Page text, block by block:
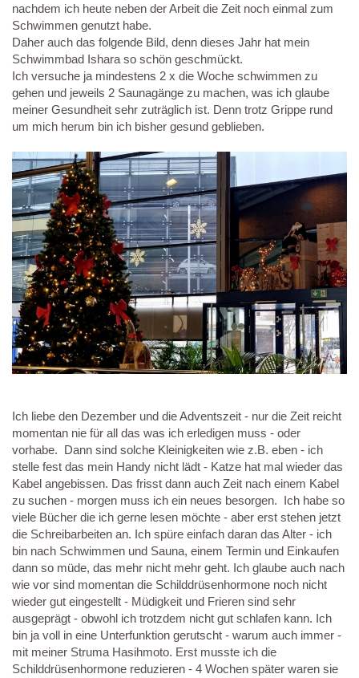
nachdem ich heute neben der Arbeit die Zeit noch einmal zum
Schwimmen genutzt habe.
Daher auch das folgende Bild, denn dieses Jahr hat mein
Schwimmbad Ishara so schön geschmückt.
Ich versuche ja mindestens 2 x die Woche schwimmen zu
gehen und jeweils 2 Saunagänge zu machen, was ich glaube
meiner Gesundheit sehr zuträglich ist. Denn trotz Grippe rund
um mich herum bin ich bisher gesund geblieben.
Ich liebe den Dezember und die Adventszeit - nur die Zeit reicht
momentan nie für all das was ich erledigen muss - oder
vorhabe. Dann sind solche Kleinigkeiten wie z.B. eben - ich
stelle fest das mein Handy nicht lädt - Katze hat mal wieder das
Kabel angebissen. Das frisst dann auch Zeit nach einem Kabel
zu suchen - morgen muss ich ein neues besorgen. Ich habe so
viele Bücher die ich gerne lesen möchte - aber erst stehen jetzt
die Schreibarbeiten an. Ich spüre einfach daran das Alter - ich
bin nach Schwimmen und Sauna, einem Termin und Einkaufen
dann so müde, das mehr nicht mehr geht. Ich glaube auch nach
wie vor sind momentan die Schilddrüsenhormone noch nicht
wieder gut eingestellt - Müdigkeit und Frieren sind sehr
ausgeprägt - obwohl ich trotzdem nicht gut schlafen kann. Ich
bin ja voll in eine Unterfunktion gerutscht - warum auch immer -
mit meiner Struma Hasihmoto. Erst musste ich die
Schilddrüsenhormone reduzieren - 4 Wochen später waren sie